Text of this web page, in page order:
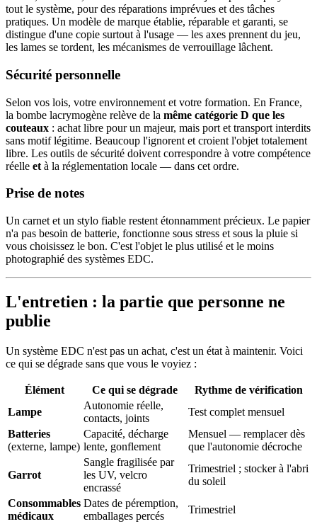
tout le système, pour des réparations imprévues et des tâches
pratiques. Un modèle de marque établie, réparable et garanti, se
distingue d'une copie surtout à l'usage — les axes prennent du jeu,
les lames se tordent, les mécanismes de verrouillage lâchent.
Sécurité personnelle
Selon vos lois, votre environnement et votre formation. En France,
la bombe lacrymogène relève de la même catégorie D que les
couteaux : achat libre pour un majeur, mais port et transport interdits
sans motif légitime. Beaucoup l'ignorent et croient l'objet totalement
libre. Les outils de sécurité doivent correspondre à votre compétence
réelle et à la réglementation locale — dans cet ordre.
Prise de notes
Un carnet et un stylo fiable restent étonnamment précieux. Le papier
n'a pas besoin de batterie, fonctionne sous stress et sous la pluie si
vous choisissez le bon. C'est l'objet le plus utilisé et le moins
photographié des systèmes EDC.
L'entretien : la partie que personne ne
publie
Un système EDC n'est pas un achat, c'est un état à maintenir. Voici
ce qui se dégrade sans que vous le voyiez :
Élément Ce qui se dégrade
Rythme de vérification
Lampe
Autonomie réelle,
contacts, joints
Test complet mensuel
Batteries
(externe, lampe)
Capacité, décharge
lente, gonflement
Mensuel — remplacer dès
que l'autonomie décroche
Garrot
Sangle fragilisée par
les UV, velcro
encrassé
Trimestriel ; stocker à l'abri
du soleil
Consommables
médicaux
Dates de péremption,
emballages percés
Trimestriel